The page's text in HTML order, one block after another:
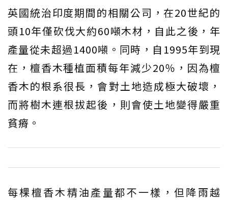
英國統治印度期間的相關公司，在20世紀的
頭10年僅砍伐大約60噸木材，自此之後，年
產量從未超過1400噸。同時，自1995年到現
在，檀香木種植面積每年減少20％，因為檀
香木的根系很長，會對土地造成極大破壞，
而將樹木連根拔起後，則會使土地變得嚴重
貧瘠。
每棵檀香木精油產量都不一樣，但降雨越